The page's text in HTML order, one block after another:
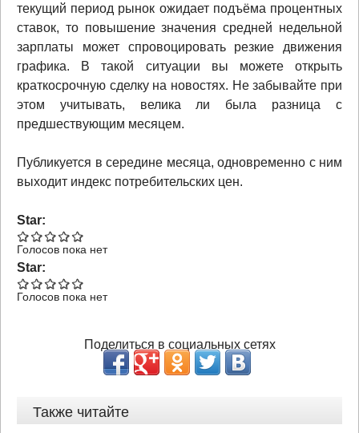
текущий период рынок ожидает подъёма процентных
ставок, то повышение значения средней недельной
зарплаты может спровоцировать резкие движения
графика. В такой ситуации вы можете открыть
краткосрочную сделку на новостях. Не забывайте при
этом учитывать, велика ли была разница с
предшествующим месяцем.
Публикуется в середине месяца, одновременно с ним
выходит индекс потребительских цен.
Star:
Голосов пока нет
Star:
Голосов пока нет
Поделиться в социальных сетях
Также читайте